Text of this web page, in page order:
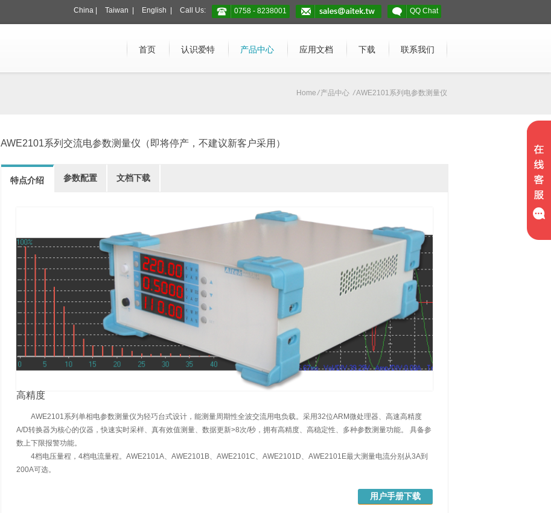
China Taiwan English Call Us: 0758 - 8238001 QQ Chat
首页 认识爱特 产品中心 应用文档 下载 联系我们
Home / 产品中心 /AWE2101系列电参数测量仪
AWE2101系列交流电参数测量仪（即将停产，不建议新客户采用）
特点介绍 参数配置 文档下载
高精度
AWE2101系列单相电参数测量仪为轻巧台式设计，能测量周期性全波交流用电负载。采用32位ARM微处理器、高速高精度
A/D转换器为核心的仪器，快速实时采样、真有效值测量、数据更新>8次/秒，拥有高精度、高稳定性、多种参数测量功能。 具备参
数上下限报警功能。
4档电压量程，4档电流量程。AWE2101A、AWE2101B、AWE2101C、AWE2101D、AWE2101E最大测量电流分别从3A到
200A可选。
用户手册下载